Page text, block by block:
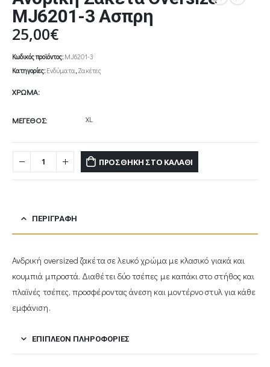
MJ6201-3 Ασπρη
25,00€
Κωδικός προϊόντος: MJ6201-3
Κατηγορίες: Ενδύματα, Ζακέτες
ΧΡΩΜΑ
ΜΕΓΕΘΟΣ XL
ΠΡΟΣΘΉΚΗ ΣΤΟ ΚΑΛΆΘΙ
ΠΕΡΙΓΡΑΦΉ
Ανδρική oversized ζακέτα σε λευκό χρώμα με κλασικό γιακά και
κουμπιά μπροστά. Διαθέτει δύο τσέπες με καπάκι στο στήθος και
πλαϊνές τσέπες, προσφέροντας άνεση και μοντέρνο στυλ για κάθε
εμφάνιση.
ΕΠΙΠΛΈΟΝ ΠΛΗΡΟΦΟΡΊΕΣ